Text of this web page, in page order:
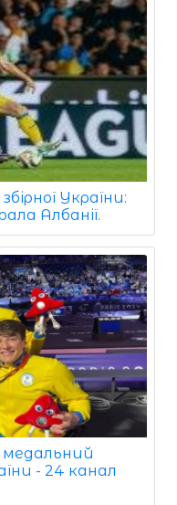
України:
Албанії.
медальний
- 24 канал